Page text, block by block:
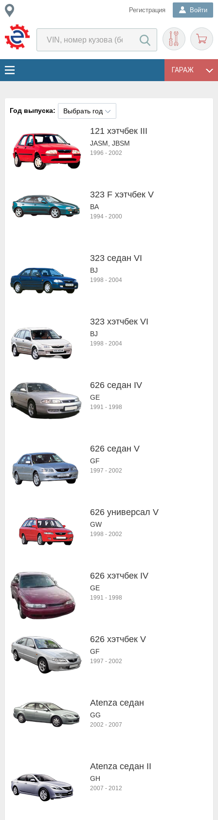
Регистрация Войти
ГАРАЖ
Год выпуска: Выбрать год
121 хэтчбек III
JASM, JBSM
1996 - 2002
323 F хэтчбек V
BA
1994 - 2000
323 седан VI
BJ
1998 - 2004
323 хэтчбек VI
BJ
1998 - 2004
626 седан IV
GE
1991 - 1998
626 седан V
GF
1997 - 2002
626 универсал V
GW
1998 - 2002
626 хэтчбек IV
GE
1991 - 1998
626 хэтчбек V
GF
1997 - 2002
Atenza седан
GG
2002 - 2007
Atenza седан II
GH
2007 - 2012